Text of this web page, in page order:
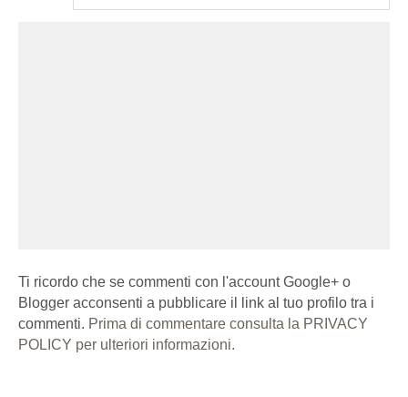
Ti ricordo che se commenti con l'account Google+ o
Blogger acconsenti a pubblicare il link al tuo profilo tra i
commenti. Prima di commentare consulta la PRIVACY
POLICY per ulteriori informazioni.